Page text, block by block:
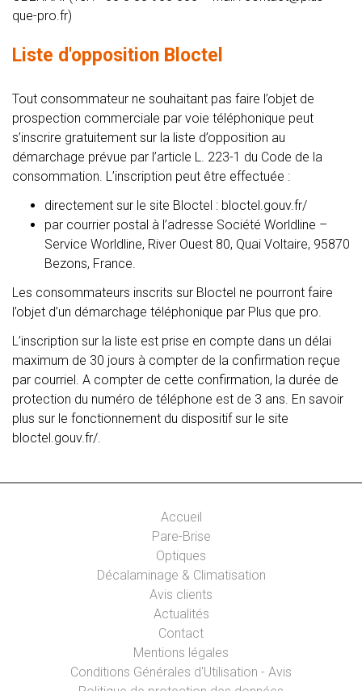
que-pro.fr)
Liste d'opposition Bloctel
Tout consommateur ne souhaitant pas faire l’objet de
prospection commerciale par voie téléphonique peut
s’inscrire gratuitement sur la liste d’opposition au
démarchage prévue par l’article L. 223-1 du Code de la
consommation. L’inscription peut être effectuée :
directement sur le site Bloctel : bloctel.gouv.fr/
par courrier postal à l’adresse Société Worldline –
Service Worldline, River Ouest 80, Quai Voltaire, 95870
Bezons, France.
Les consommateurs inscrits sur Bloctel ne pourront faire
l’objet d’un démarchage téléphonique par Plus que pro.
L’inscription sur la liste est prise en compte dans un délai
maximum de 30 jours à compter de la confirmation reçue
par courriel. A compter de cette confirmation, la durée de
protection du numéro de téléphone est de 3 ans. En savoir
plus sur le fonctionnement du dispositif sur le site
bloctel.gouv.fr/.
Accueil
Pare-Brise
Optiques
Décalaminage & Climatisation
Avis clients
Actualités
Contact
Mentions légales
Conditions Générales d'Utilisation - Avis